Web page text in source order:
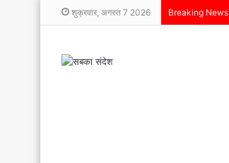
शुक्रवार, अगस्त 7 2026 Breaking News